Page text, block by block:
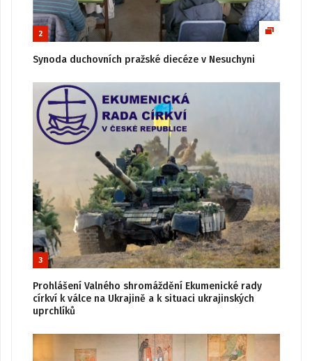
2
Synoda duchovních pražské diecéze v Nesuchyni
3
Prohlášení Valného shromáždění Ekumenické rady
církví k válce na Ukrajině a k situaci ukrajinských
uprchlíků